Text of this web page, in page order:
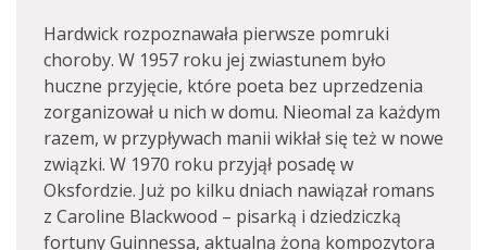
Hardwick rozpoznawała pierwsze pomruki
choroby. W 1957 roku jej zwiastunem było
huczne przyjęcie, które poeta bez uprzedzenia
zorganizował u nich w domu. Nieomal za każdym
razem, w przypływach manii wikłał się też w nowe
związki. W 1970 roku przyjął posadę w
Oksfordzie. Już po kilku dniach nawiązał romans
z Caroline Blackwood – pisarką i dziedziczką
fortuny Guinnessa, aktualną żoną kompozytora